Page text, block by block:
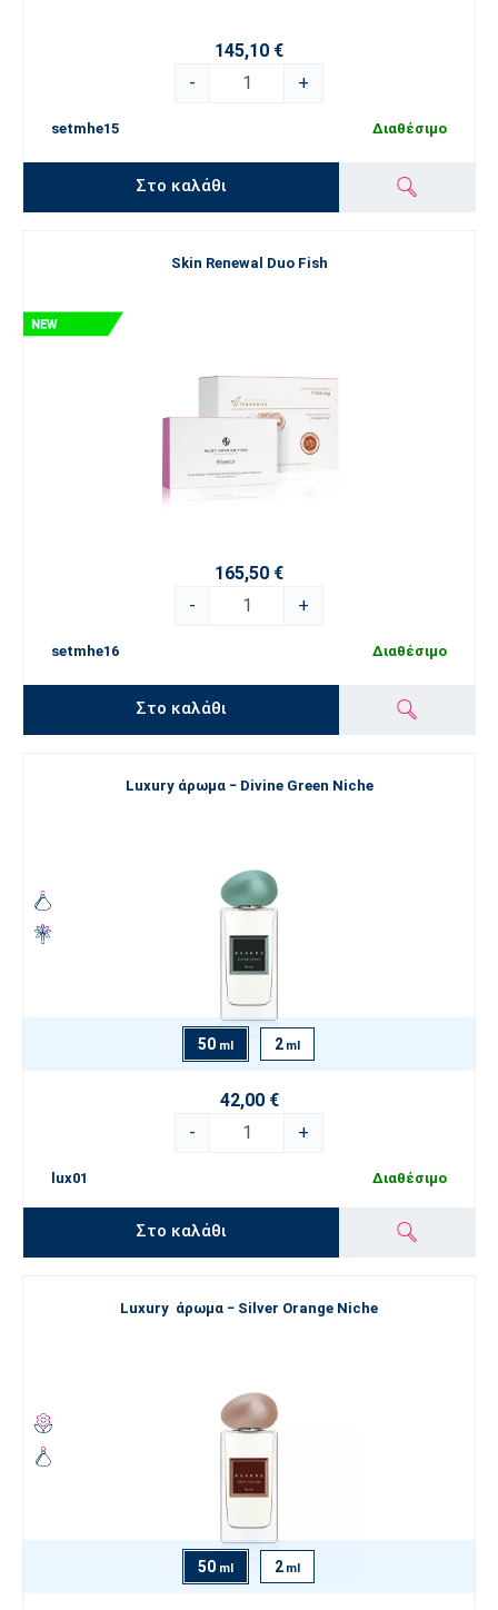
145,10 €
-
+
setmhe15 Διαθέσιμο
Στο καλάθι
Skin Renewal Duo Fish
165,50 €
-
+
setmhe16 Διαθέσιμο
Στο καλάθι
Luxury άρωμα − Divine Green Niche
50 ml 2 ml
42,00 €
-
+
lux01 Διαθέσιμο
Στο καλάθι
Luxury άρωμα − Silver Orange Niche
50 ml 2 ml